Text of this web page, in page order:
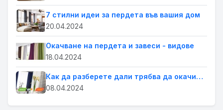
7 стилни идеи за пердета във вашия дом
20.04.2024
Окачване на пердета и завеси - видове
18.04.2024
Как да разберете дали трябва да окачите завеси или щори на прозорците в дома си
08.04.2024